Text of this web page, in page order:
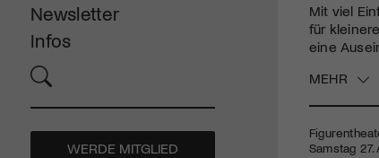
Newsletter
Infos
WERDE MITGLIED
Mit viel
für
eine
MEHR
Samstag 27.